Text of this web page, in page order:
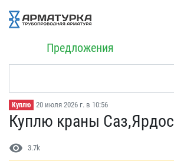
Предложения
Куплю 20 июля 2026 г. в 10:56
Куплю краны Саз,Ярдос
visibility 3.7k